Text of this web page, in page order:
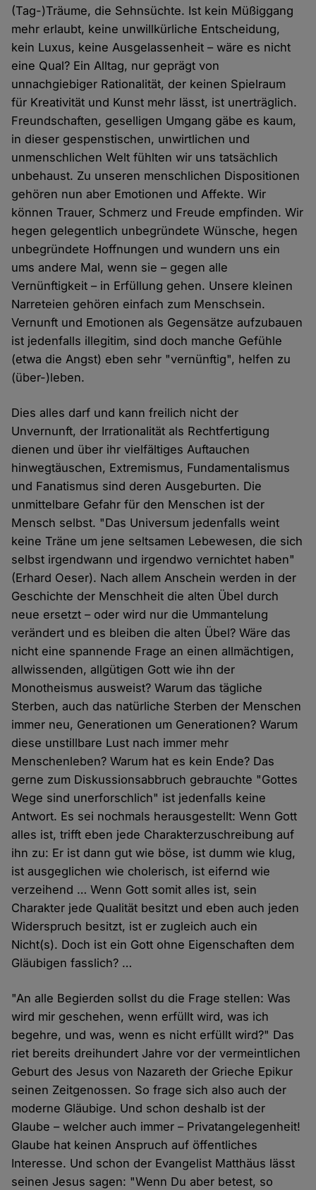
(Tag-)Träume, die Sehnsüchte. Ist kein Müßiggang
mehr erlaubt, keine unwillkürliche Entscheidung,
kein Luxus, keine Ausgelassenheit – wäre es nicht
eine Qual? Ein Alltag, nur geprägt von
unnachgiebiger Rationalität, der keinen Spielraum
für Kreativität und Kunst mehr lässt, ist unerträglich.
Freundschaften, geselligen Umgang gäbe es kaum,
in dieser gespenstischen, unwirtlichen und
unmenschlichen Welt fühlten wir uns tatsächlich
unbehaust. Zu unseren menschlichen Dispositionen
gehören nun aber Emotionen und Affekte. Wir
können Trauer, Schmerz und Freude empfinden. Wir
hegen gelegentlich unbegründete Wünsche, hegen
unbegründete Hoffnungen und wundern uns ein
ums andere Mal, wenn sie – gegen alle
Vernünftigkeit – in Erfüllung gehen. Unsere kleinen
Narreteien gehören einfach zum Menschsein.
Vernunft und Emotionen als Gegensätze aufzubauen
ist jedenfalls illegitim, sind doch manche Gefühle
(etwa die Angst) eben sehr "vernünftig", helfen zu
(über-)leben.
Dies alles darf und kann freilich nicht der
Unvernunft, der Irrationalität als Rechtfertigung
dienen und über ihr vielfältiges Auftauchen
hinwegtäuschen, Extremismus, Fundamentalismus
und Fanatismus sind deren Ausgeburten. Die
unmittelbare Gefahr für den Menschen ist der
Mensch selbst. "Das Universum jedenfalls weint
keine Träne um jene seltsamen Lebewesen, die sich
selbst irgendwann und irgendwo vernichtet haben"
(Erhard Oeser). Nach allem Anschein werden in der
Geschichte der Menschheit die alten Übel durch
neue ersetzt – oder wird nur die Ummantelung
verändert und es bleiben die alten Übel? Wäre das
nicht eine spannende Frage an einen allmächtigen,
allwissenden, allgütigen Gott wie ihn der
Monotheismus ausweist? Warum das tägliche
Sterben, auch das natürliche Sterben der Menschen
immer neu, Generationen um Generationen? Warum
diese unstillbare Lust nach immer mehr
Menschenleben? Warum hat es kein Ende? Das
gerne zum Diskussionsabbruch gebrauchte "Gottes
Wege sind unerforschlich" ist jedenfalls keine
Antwort. Es sei nochmals herausgestellt: Wenn Gott
alles ist, trifft eben jede Charakterzuschreibung auf
ihn zu: Er ist dann gut wie böse, ist dumm wie klug,
ist ausgeglichen wie cholerisch, ist eifernd wie
verzeihend … Wenn Gott somit alles ist, sein
Charakter jede Qualität besitzt und eben auch jeden
Widerspruch besitzt, ist er zugleich auch ein
Nicht(s). Doch ist ein Gott ohne Eigenschaften dem
Gläubigen fasslich? …
"An alle Begierden sollst du die Frage stellen: Was
wird mir geschehen, wenn erfüllt wird, was ich
begehre, und was, wenn es nicht erfüllt wird?" Das
riet bereits dreihundert Jahre vor der vermeintlichen
Geburt des Jesus von Nazareth der Grieche Epikur
seinen Zeitgenossen. So frage sich also auch der
moderne Gläubige. Und schon deshalb ist der
Glaube – welcher auch immer – Privatangelegenheit!
Glaube hat keinen Anspruch auf öffentliches
Interesse. Und schon der Evangelist Matthäus lässt
seinen Jesus sagen: "Wenn Du aber betest, so